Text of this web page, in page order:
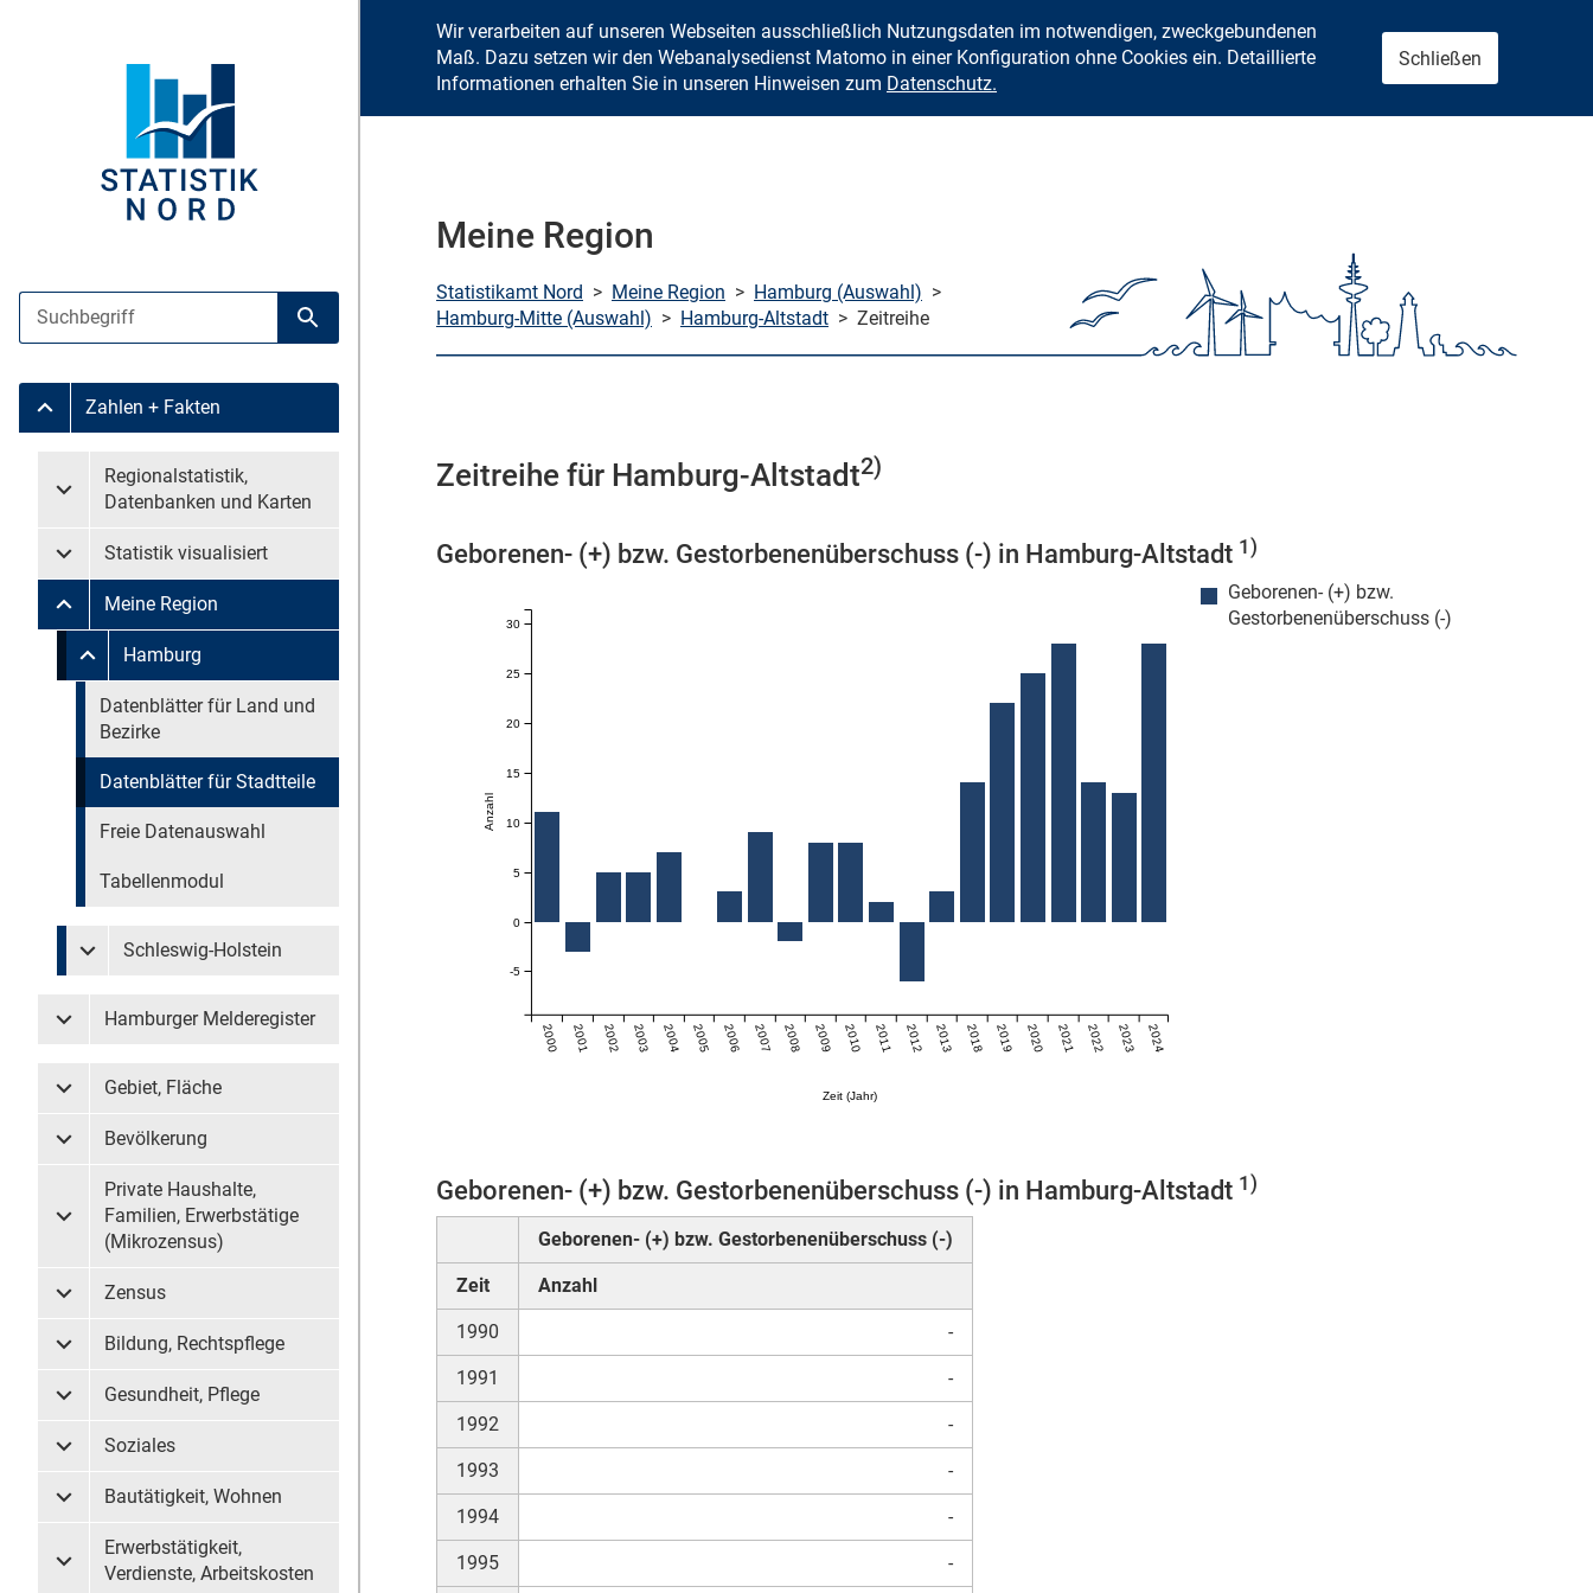
Zum Inhalt springen
Suche
Suche starten
Untermenü Zahlen + Fakten
Zahlen + Fakten
Untermenü überspringen
Untermenü Regionalstatistik, Datenbanken und Karten
Regionalstatistik,
Datenbanken und Karten
Untermenü Statistik visualisiert
Statistik visualisiert
Untermenü Meine Region
Meine Region
Untermenü überspringen
Untermenü Meine Region Hamburg
Hamburg
Untermenü überspringen
Datenblätter für Land und
Bezirke
Datenblätter für Stadtteile
Freie Datenauswahl
Tabellenmodul
Untermenü Meine Region Schleswig-Holstein
Schleswig-Holstein
Untermenü Hamburger Melderegister
Hamburger Melderegister
Untermenü Gebiet, Fläche
Gebiet, Fläche
Untermenü Bevölkerung
Bevölkerung
Untermenü Private Haushalte, Familien, Erwerbstätige (Mikrozensus)
Private Haushalte,
Familien, Erwerbstätige
(Mikrozensus)
Untermenü Zensus
Zensus
Untermenü Bildung, Rechtspflege
Bildung, Rechtspflege
Untermenü Gesundheit, Pflege
Gesundheit, Pflege
Untermenü Soziales
Soziales
Untermenü Bautätigkeit, Wohnen
Bautätigkeit, Wohnen
Untermenü Erwerbstätigkeit, Verdienste, Arbeitskosten
Erwerbstätigkeit,
Verdienste, Arbeitskosten
Wir verarbeiten auf unseren Webseiten ausschließlich Nutzungsdaten im notwendigen, zweckgebundenen
Maß. Dazu setzen wir den Webanalysedienst Matomo in einer Konfiguration ohne Cookies ein. Detaillierte
Informationen erhalten Sie in unseren Hinweisen zum Datenschutz.
Schließen
Meine Region
Statistikamt Nord > Meine Region > Hamburg (Auswahl) >
Hamburg-Mitte (Auswahl) > Hamburg-Altstadt > Zeitreihe
Zeitreihe für Hamburg-Altstadt2)
Geborenen- (+) bzw. Gestorbenenüberschuss (-) in Hamburg-Altstadt 1)
Geborenen- (+) bzw.
Gestorbenenüberschuss (-)
Zeit (Jahr)
2000 2001 2002 2003 2004 2005 2006 2007 2008 2009 2010 2011 2012 2013 2018 2019 2020 2021 2022 2023 2024
Anzahl
-5
0
5
10
15
20
25
30
Geborenen- (+) bzw. Gestorbenenüberschuss (-) in Hamburg-Altstadt 1)
Geborenen- (+) bzw. Gestorbenenüberschuss (-)
Zeit Anzahl
1990 -
1991 -
1992 -
1993 -
1994 -
1995 -